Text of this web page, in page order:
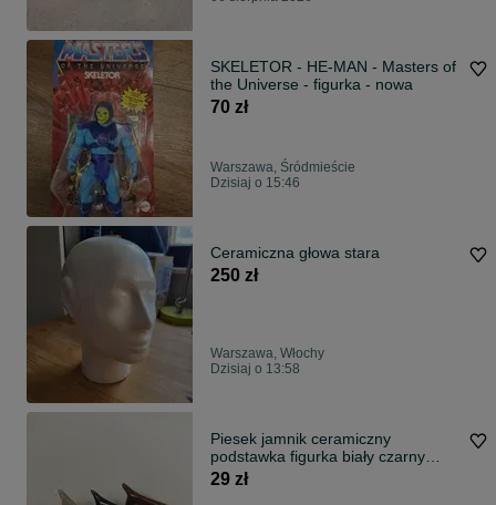
SKELETOR - HE-MAN - Masters of
the Universe - figurka - nowa
70 zł
Warszawa, Śródmieście
Dzisiaj o 15:46
Ceramiczna głowa stara
250 zł
Warszawa, Włochy
Dzisiaj o 13:58
Piesek jamnik ceramiczny
podstawka figurka biały czarny
kremowy gadżet
29 zł